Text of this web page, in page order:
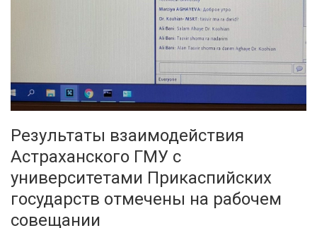
Результаты взаимодействия
Астраханского ГМУ с
университетами Прикаспийских
государств отмечены на рабочем
совещании